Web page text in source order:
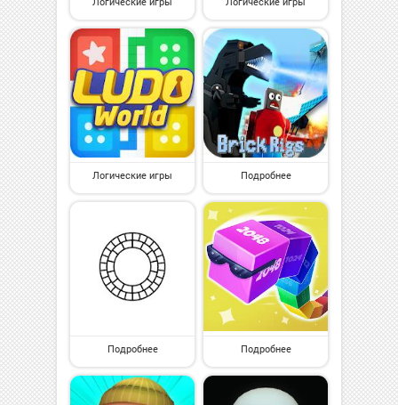
Логические игры Подробнее
Подробнее Подробнее